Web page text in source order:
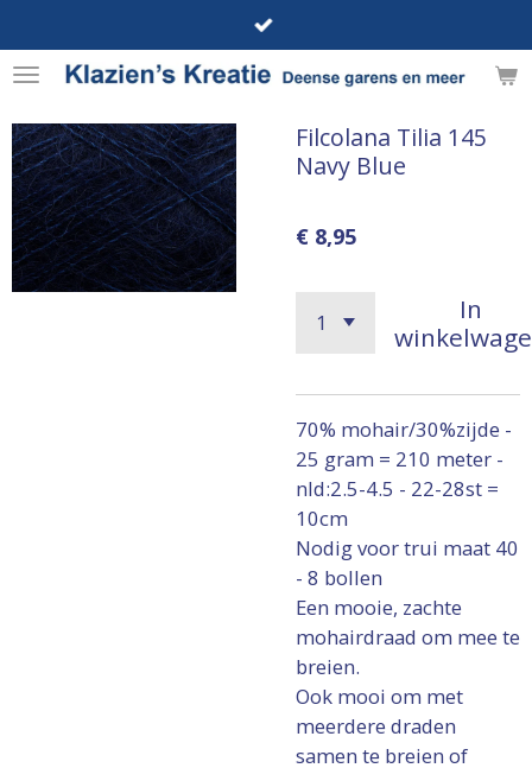
direct
naar
hoofdinhoud
Filcolana Tilia 145
Navy Blue
€ 8,95
In
70% mohair/30%zijde -
25 gram = 210 meter -
nld:2.5-4.5 - 22-28st =
10cm
Nodig voor trui maat 40
- 8 bollen
Een mooie, zachte
mohairdraad om mee te
breien.
Ook mooi om met
meerdere draden
samen te breien of